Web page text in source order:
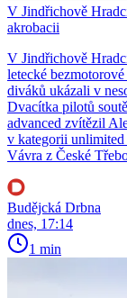
V Jindřichově
akrobacii
V Jindřichově
letecké
diváků ukázali v
Dvacítka pilotů
advanced zvítězil
v kategorii unlimited
Vávra z České
Budějcká Drbna
dnes, 17:14
1 min